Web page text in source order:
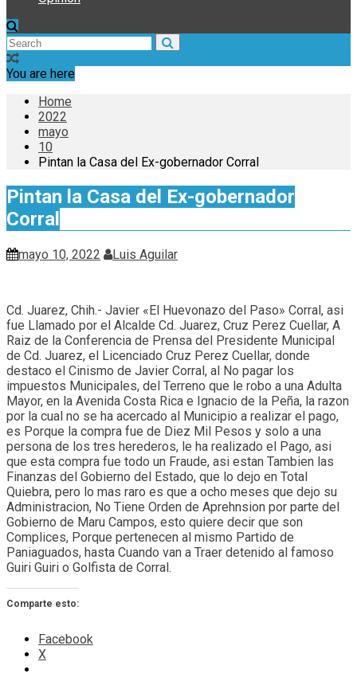
You are here
Home
2022
mayo
10
Pintan la Casa del Ex-gobernador Corral
Pintan la Casa del Ex-gobernador
Corral
mayo 10, 2022 Luis Aguilar
Cd. Juarez, Chih.- Javier «El Huevonazo del Paso» Corral, asi
fue Llamado por el Alcalde Cd. Juarez, Cruz Perez Cuellar, A
Raiz de la Conferencia de Prensa del Presidente Municipal
de Cd. Juarez, el Licenciado Cruz Perez Cuellar, donde
destaco el Cinismo de Javier Corral, al No pagar los
impuestos Municipales, del Terreno que le robo a una Adulta
Mayor, en la Avenida Costa Rica e Ignacio de la Peña, la razon
por la cual no se ha acercado al Municipio a realizar el pago,
es Porque la compra fue de Diez Mil Pesos y solo a una
persona de los tres herederos, le ha realizado el Pago, asi
que esta compra fue todo un Fraude, asi estan Tambien las
Finanzas del Gobierno del Estado, que lo dejo en Total
Quiebra, pero lo mas raro es que a ocho meses que dejo su
Administracion, No Tiene Orden de Aprehnsion por parte del
Gobierno de Maru Campos, esto quiere decir que son
Complices, Porque pertenecen al mismo Partido de
Paniaguados, hasta Cuando van a Traer detenido al famoso
Guiri Guiri o Golfista de Corral.
Comparte esto:
Facebook
X